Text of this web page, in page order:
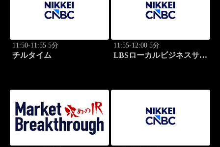
11:50-11:55 5分
チルタイム
11:55-12:00 5分
LBSローカルビジネスサテ